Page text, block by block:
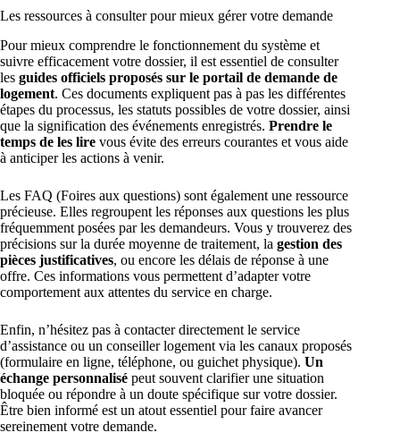
Les ressources à consulter pour mieux gérer votre demande
Pour mieux comprendre le fonctionnement du système et
suivre efficacement votre dossier, il est essentiel de consulter
les guides officiels proposés sur le portail de demande de
logement. Ces documents expliquent pas à pas les différentes
étapes du processus, les statuts possibles de votre dossier, ainsi
que la signification des événements enregistrés. Prendre le
temps de les lire vous évite des erreurs courantes et vous aide
à anticiper les actions à venir.
Les FAQ (Foires aux questions) sont également une ressource
précieuse. Elles regroupent les réponses aux questions les plus
fréquemment posées par les demandeurs. Vous y trouverez des
précisions sur la durée moyenne de traitement, la gestion des
pièces justificatives, ou encore les délais de réponse à une
offre. Ces informations vous permettent d’adapter votre
comportement aux attentes du service en charge.
Enfin, n’hésitez pas à contacter directement le service
d’assistance ou un conseiller logement via les canaux proposés
(formulaire en ligne, téléphone, ou guichet physique). Un
échange personnalisé peut souvent clarifier une situation
bloquée ou répondre à un doute spécifique sur votre dossier.
Être bien informé est un atout essentiel pour faire avancer
sereinement votre demande.